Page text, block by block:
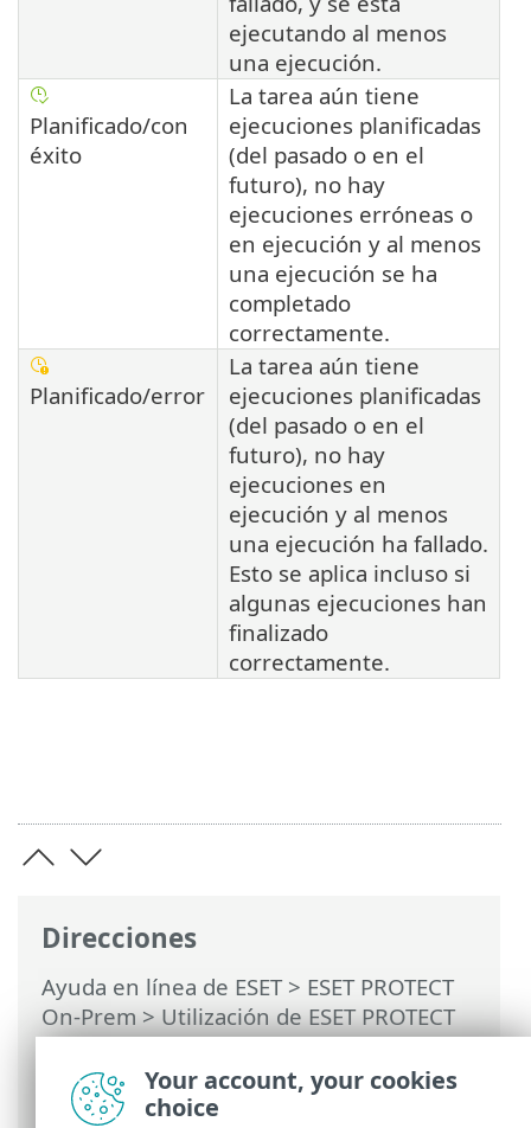
Direcciones
Ayuda en línea de ESET> ESET PROTECT
On-Prem>Utilización de ESET PROTECT
On-Prem>ESET PROTECT On-Prem Menú
principal
>Tareas>Información general
de las tareas> Icono de estado
ejecutando al menos
una ejecución.
Planificado/con
éxito
La tarea aún tiene
ejecuciones planificadas
(del pasado o en el
futuro), no hay
ejecuciones erróneas o
en ejecución y al menos
una ejecución se ha
completado
correctamente.
Planificado/error
La tarea aún tiene
ejecuciones planificadas
(del pasado o en el
futuro), no hay
ejecuciones en
ejecución y al menos
una ejecución ha fallado.
Esto se aplica incluso si
algunas ejecuciones han
finalizado
correctamente.
Your account, your cookies
choice